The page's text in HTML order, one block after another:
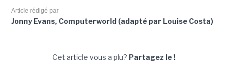
Article rédigé par
Jonny Evans, Computerworld (adapté par Louise Costa)
Cet article vous a plu? Partagez le !